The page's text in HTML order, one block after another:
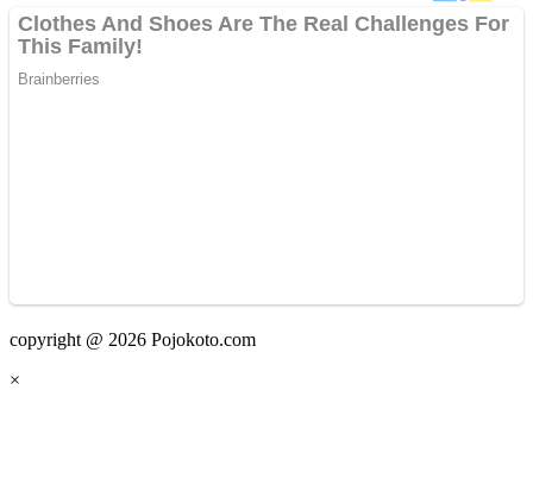
copyright @ 2026 Pojokoto.com
×